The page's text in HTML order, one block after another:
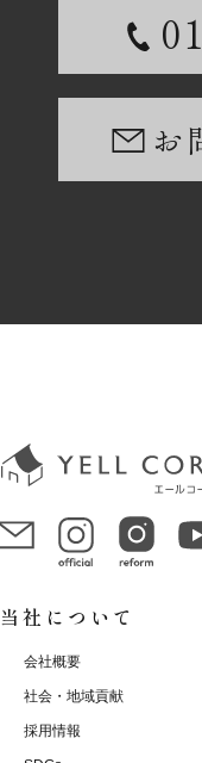
お
当社について
会社概要
社会・地域貢献
採用情報